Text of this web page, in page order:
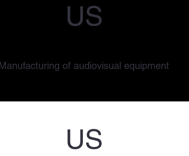
US
Manufacturing of audiovisual equipment
US